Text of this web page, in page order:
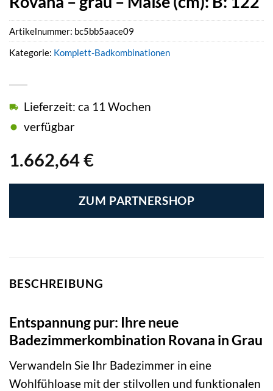
1.662,64€
Lieferzeit: ca 11 Wochen
verfügbar
ZUM PARTNERSHOP
Artikelnummer: bc5bb5aace09
Kategorie: Komplett-Badkombinationen
BESCHREIBUNG
Entspannung pur: Ihre neue
Badezimmerkombination Rovana in Grau
Verwandeln Sie Ihr Badezimmer in eine
Wohlfühloase mit der stilvollen und funktionalen